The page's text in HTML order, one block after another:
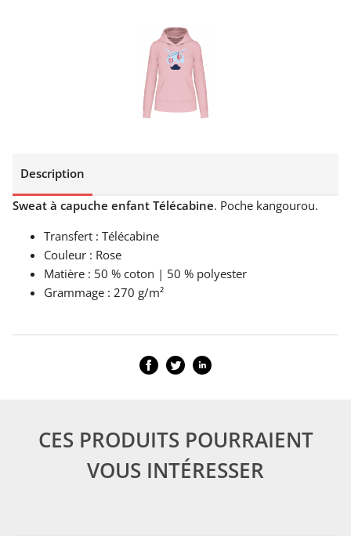
Description
Sweat à capuche enfant Télécabine. Poche kangourou.
Transfert : Télécabine
Couleur : Rose
Matière : 50 % coton | 50 % polyester
Grammage : 270 g/m²
CES PRODUITS POURRAIENT
VOUS INTÉRESSER